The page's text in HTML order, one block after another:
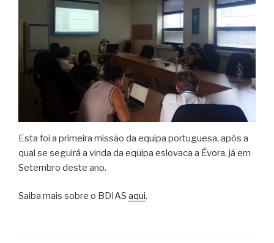
Esta foi a primeira missão da equipa portuguesa, após a
qual se seguirá a vinda da equipa eslovaca a Évora, já em
Setembro deste ano.
Saiba mais sobre o BDIAS aqui.